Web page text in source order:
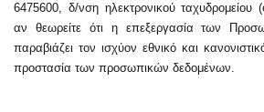
6475600, δ/νση ηλεκτρονικού ταχυδρομείου
αν θεωρείτε ότι η επεξεργασία των
παραβιάζει τον ισχύον εθνικό και
προστασία των προσωπικών δεδομένων.